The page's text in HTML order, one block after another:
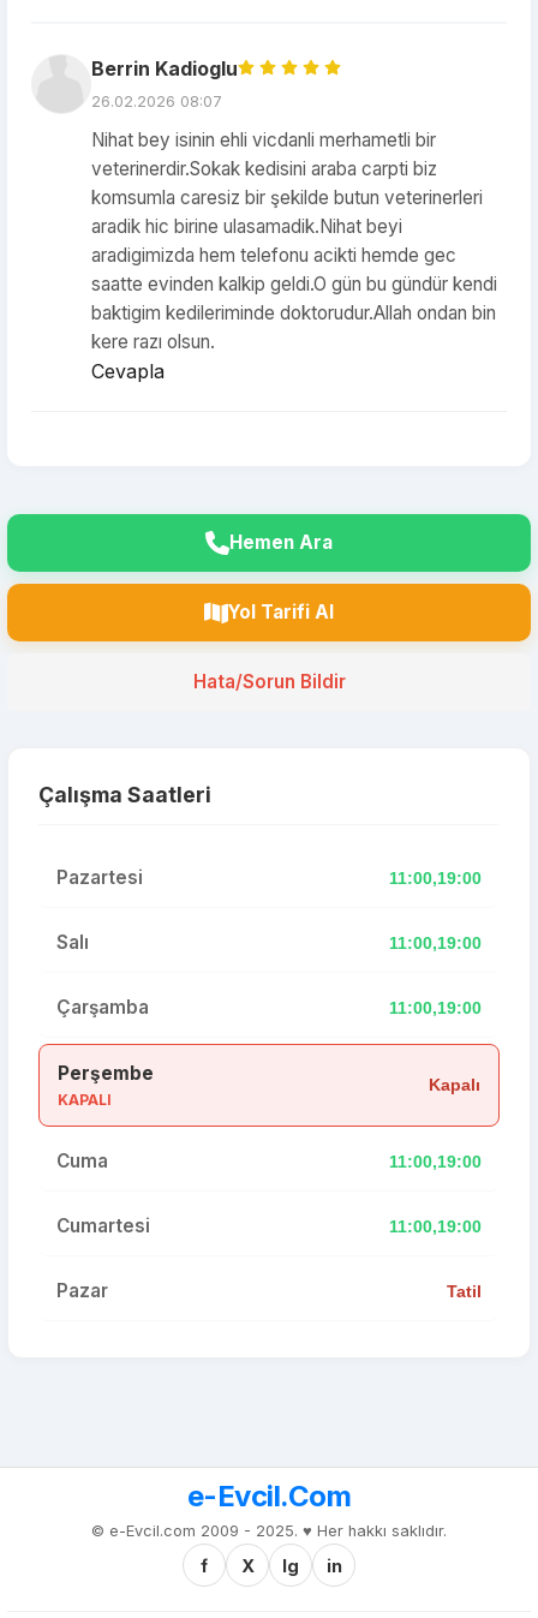
Berrin Kadioglu
26.02.2026 08:07
Nihat bey isinin ehli vicdanli merhametli bir
veterinerdir.Sokak kedisini araba carpti biz
komsumla caresiz bir şekilde butun veterinerleri
aradik hic birine ulasamadik.Nihat beyi
aradigimizda hem telefonu acikti hemde gec
saatte evinden kalkip geldi.O gün bu gündür kendi
baktigim kedileriminde doktorudur.Allah ondan bin
kere razı olsun.
Cevapla
Hemen Ara
Yol Tarifi Al
Hata/Sorun Bildir
Çalışma Saatleri
Pazartesi 11:00,19:00
Salı 11:00,19:00
Çarşamba 11:00,19:00
Perşembe
KAPALI
Kapalı
Cuma 11:00,19:00
Cumartesi 11:00,19:00
Pazar Tatil
e-Evcil.Com
© e-Evcil.com 2009 - 2025. ♥️ Her hakkı saklıdır.
f X Ig in